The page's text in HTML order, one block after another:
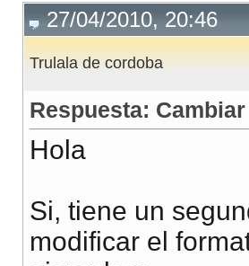
27/04/2010, 20:46
Trulala de cordoba
Respuesta:
Hola
Si, tiene un
modificar el